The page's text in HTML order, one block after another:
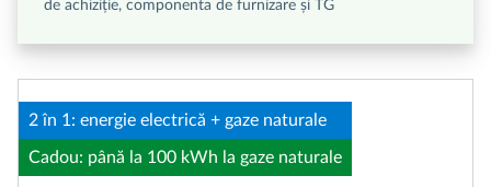
de achiziție, componenta de furnizare și TG
2 în 1: energie electrică + gaze naturale
Cadou: până la 100 kWh la gaze naturale